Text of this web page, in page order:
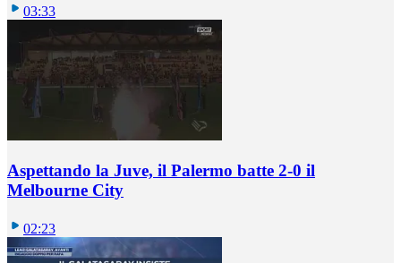
03:33
Aspettando la Juve, il Palermo batte 2-0 il
Melbourne City
02:23